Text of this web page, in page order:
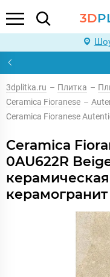
3D
3dplitka.ru – Плитка –
Ceramica Fioranese –
Ceramica Fioranese
Ceramica
0AU622R
керамогранит